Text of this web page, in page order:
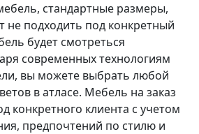
стандартные размеры,
не подходить под конкретный
будет смотреться
современных технологиям
вы можете выбрать любой
в атласе. Мебель на заказ
конкретного клиента с учетом
предпочтений по стилю и